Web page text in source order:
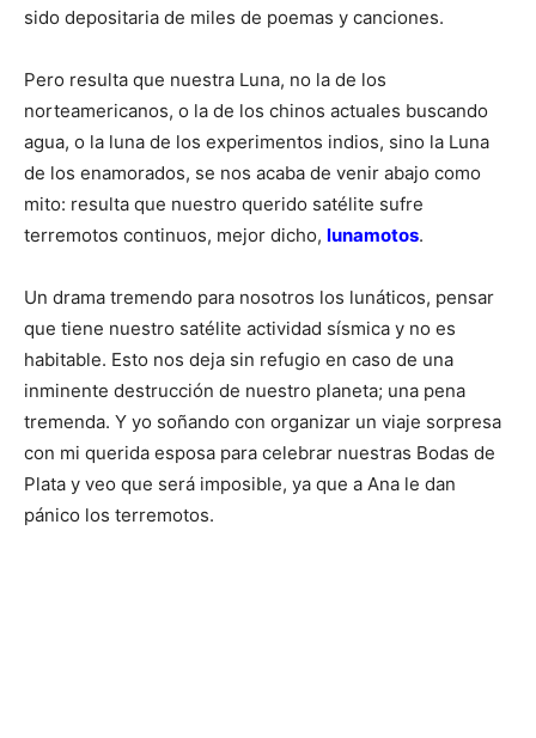
sido depositaria de miles de poemas y canciones.
Pero resulta que nuestra Luna, no la de los
norteamericanos, o la de los chinos actuales buscando
agua, o la luna de los experimentos indios, sino la Luna
de los enamorados, se nos acaba de venir abajo como
mito: resulta que nuestro querido satélite sufre
terremotos continuos, mejor dicho, lunamotos.
Un drama tremendo para nosotros los lunáticos, pensar
que tiene nuestro satélite actividad sísmica y no es
habitable. Esto nos deja sin refugio en caso de una
inminente destrucción de nuestro planeta; una pena
tremenda. Y yo soñando con organizar un viaje sorpresa
con mi querida esposa para celebrar nuestras Bodas de
Plata y veo que será imposible, ya que a Ana le dan
pánico los terremotos.